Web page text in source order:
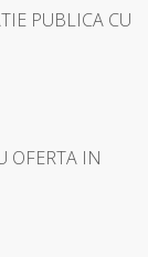
PUBLICA CU
OFERTA IN